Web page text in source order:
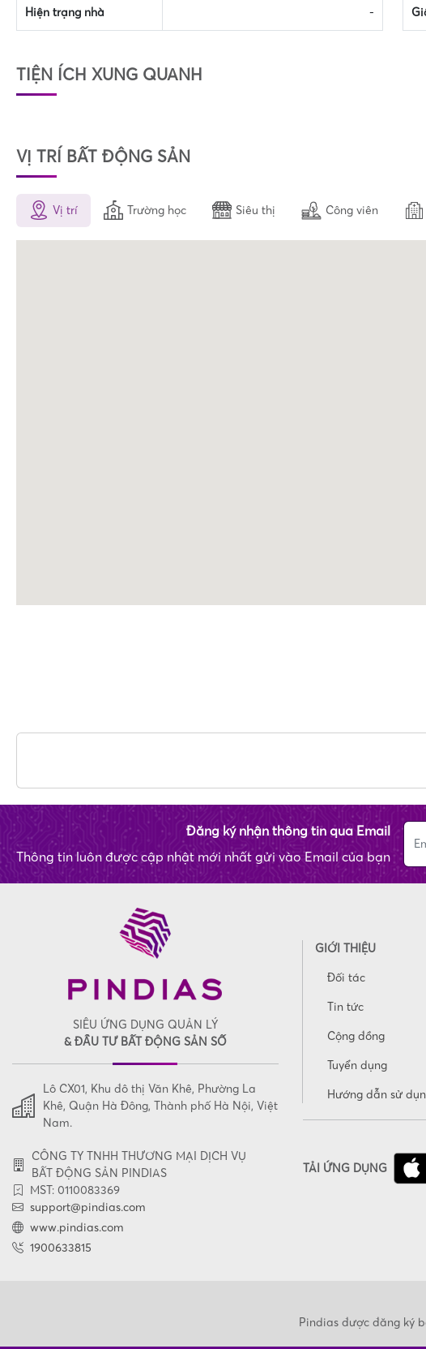
Hiện trạng nhà -
TIỆN ÍCH XUNG QUANH
VỊ TRÍ BẤT ĐỘNG SẢN
Vị trí Trường học Siêu thị Công viên
Đăng ký nhận thông tin qua Email
Thông tin luôn được cập nhật mới nhất gửi vào Email của bạn
GIỚI THIỆU
Đối tác
Tin tức
Cộng đồng
Tuyển dụng
Hướng dẫn sử
TẢI ỨNG DỤNG
SIÊU ỨNG DỤNG QUẢN LÝ
& ĐẦU TƯ BẤT ĐỘNG SẢN SỐ
Lô CX01, Khu đô thị Văn Khê, Phường La
Khê, Quận Hà Đông, Thành phố Hà Nội, Việt
Nam.
CÔNG TY TNHH THƯƠNG MẠI DỊCH VỤ
BẤT ĐỘNG SẢN PINDIAS
MST: 0110083369
support@pindias.com
www.pindias.com
1900633815
Pindias được đăng ký